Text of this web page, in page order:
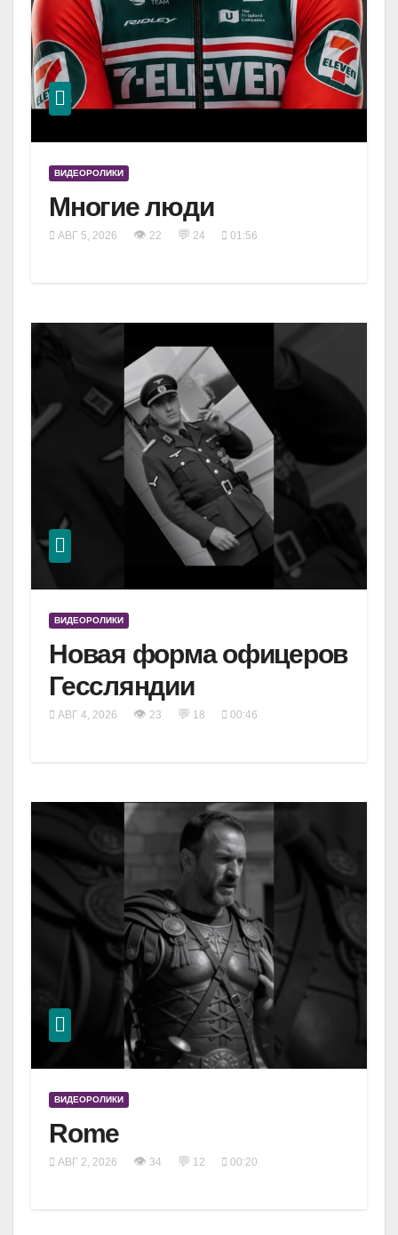
ВИДЕОРОЛИКИ
Многие люди
АВГ 5, 2026 👁 22 💬 24 01:56
ВИДЕОРОЛИКИ
Новая форма офицеров
Гессляндии
АВГ 4, 2026 👁 23 💬 18 00:46
ВИДЕОРОЛИКИ
Rome
АВГ 2, 2026 👁 34 💬 12 00:20